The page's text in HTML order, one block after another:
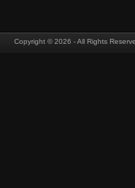
Copyright © 2026 - All Rights